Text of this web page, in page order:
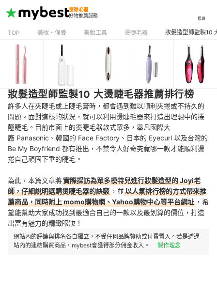
燙睫毛器
好物推薦服務
搜尋
TOP 美妝・保養 美妝工具 燙睫毛器 妝髮造型師監製10
妝髮造型師監製10 大燙睫毛器推薦排行榜
許多人在夾睫毛或上睫毛膏時，都會遇到難以順利夾捲或不持久的
問題。面對這樣的狀況，就可以利用燙睫毛器來打造出理想中的捲
翹睫毛。目前市面上的燙睫毛器款式眾多，舉凡國際大
廠 Panasonic、韓國的 Face Factory、日本的 Eyecurl 以及台灣的
Be My Boyfriend 都有推出，不禁令人好奇究竟哪一款才能順利燙
捲自己頑固下垂的睫毛。
為此，本篇文章將實際採訪為眾多模特兒進行妝髮造型的 Joyi老
師，仔細說明選購燙睫毛器的訣竅 ，並以人氣排行榜的方式帶來推
薦商品，同時附上 momo購物網、Yahoo購物中心等平台網址 ，希
望能幫助大家成功找到最適合自己的一款以及最划算的價位，打造
出富有魅力的精緻眼妝！
網站內的評論與排名各自獨立，不受任何品牌贊助或付費置入。若是透過
站內的連結購買商品，mybest會獲得部分佣金收入。
製作理念